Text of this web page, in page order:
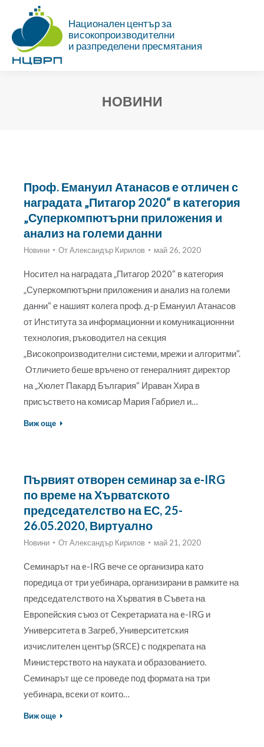
Национален център за
високопроизводителни
и разпределени пресмятания
НОВИНИ
Проф. Емануил Атанасов е отличен с
наградата „Питагор 2020“ в категория
„Суперкомпютърни приложения и
анализ на големи данни
Новини ОтАлександър Кирилов май 26, 2020
Носител на наградата „Питагор 2020“ в категория
„Суперкомпютърни приложения и анализ на големи
данни“ е нашият колега проф. д-р Емануил Атанасов
от Института за информационни и комуникационнни
технология, ръководител на секция
„Високопроизводителни системи, мрежи и алгоритми“.
Отличието беше връчено от генералният директор
на „Хюлет Пакард България“ Ираван Хира в
присъствето на комисар Мария Габриел и…
Виж още
Първият отворен семинар за е-IRG
по време на Хърватското
председателство на ЕС, 25-
26.05.2020, Виртуално
Новини ОтАлександър Кирилов май 21, 2020
Семинарът на e-IRG вече се организира като
поредица от три уебинара, организирани в рамките на
председателството на Хърватия в Съвета на
Европейския съюз от Секретариата на e-IRG и
Университета в Загреб, Университетския
изчислителен център (SRCE) с подкрепата на
Министерството на науката и образованието.
Семинарът ще се проведе под формата на три
уебинара, всеки от които…
Виж още